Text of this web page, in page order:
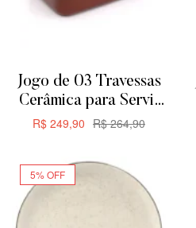
Jogo de 03 Travessas
Cerâmica para Servir
ou Forno de Barro –
29cm1,875L
R$264,90
R$ 249,90
5% OFF